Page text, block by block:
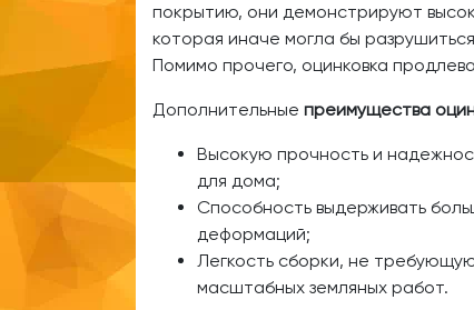
покрытию, они демонстрируют
которая иначе могла бы
Помимо прочего, оцинковка
Дополнительные преимущества
Высокую прочность и
для дома;
Способность выдерживать
деформаций;
Легкость сборки, не
масштабных земляных работ.